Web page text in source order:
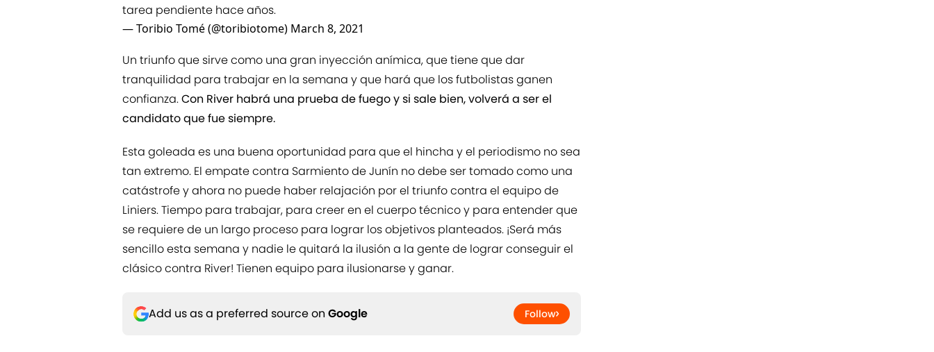
tarea pendiente hace años.
— Toribio Tomé (@toribiotome) March 8, 2021
Un triunfo que sirve como una gran inyección anímica, que tiene que dar
tranquilidad para trabajar en la semana y que hará que los futbolistas ganen
confianza.Con River habrá una prueba de fuego y si sale bien, volverá a ser el
candidato que fue siempre.
Esta goleada es una buena oportunidad para que el hincha y el periodismo no sea
tan extremo. El empate contra Sarmiento de Junín no debe ser tomado como una
catástrofe y ahora no puede haber relajación por el triunfo contra el equipo de
Liniers. Tiempo para trabajar, para creer en el cuerpo técnico y para entender que
se requiere de un largo proceso para lograr los objetivos planteados. ¡Será más
sencillo esta semana y nadie le quitará la ilusión a la gente de lograr conseguir el
clásico contra River! Tienen equipo para ilusionarse y ganar.
Add us as a preferred source on Google Follow